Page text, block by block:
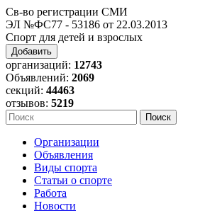
Св-во регистрации СМИ
ЭЛ №ФС77 - 53186 от 22.03.2013
Спорт для детей и взрослых
Добавить
организаций: 12743
Объявлений: 2069
секций: 44463
отзывов: 5219
Организации
Объявления
Виды спорта
Статьи о спорте
Работа
Новости